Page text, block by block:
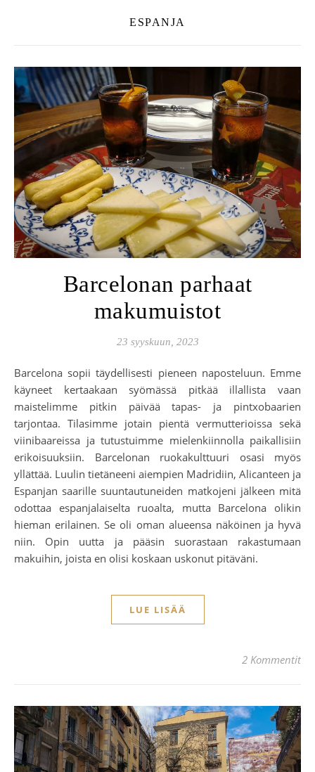
ESPANJA
Barcelonan parhaat
makumuistot
23 syyskuun, 2023
Barcelona sopii täydellisesti pieneen naposteluun. Emme
käyneet kertaakaan syömässä pitkää illallista vaan
maistelimme pitkin päivää tapas- ja pintxobaarien
tarjontaa. Tilasimme jotain pientä vermutterioissa sekä
viinibaareissa ja tutustuimme mielenkiinnolla paikallisiin
erikoisuuksiin. Barcelonan ruokakulttuuri osasi myös
yllättää. Luulin tietäneeni aiempien Madridiin, Alicanteen ja
Espanjan saarille suuntautuneiden matkojeni jälkeen mitä
odottaa espanjalaiselta ruoalta, mutta Barcelona olikin
hieman erilainen. Se oli oman alueensa näköinen ja hyvä
niin. Opin uutta ja pääsin suorastaan rakastumaan
makuihin, joista en olisi koskaan uskonut pitäväni.
LUE LISÄÄ
2 Kommentit